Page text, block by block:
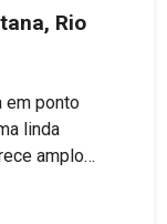
Rio
em ponto
linda
amplo
e